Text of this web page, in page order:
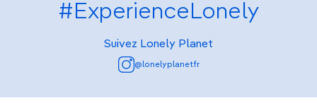
#ExperienceLonely
Suivez Lonely Planet
@lonelyplanetfr